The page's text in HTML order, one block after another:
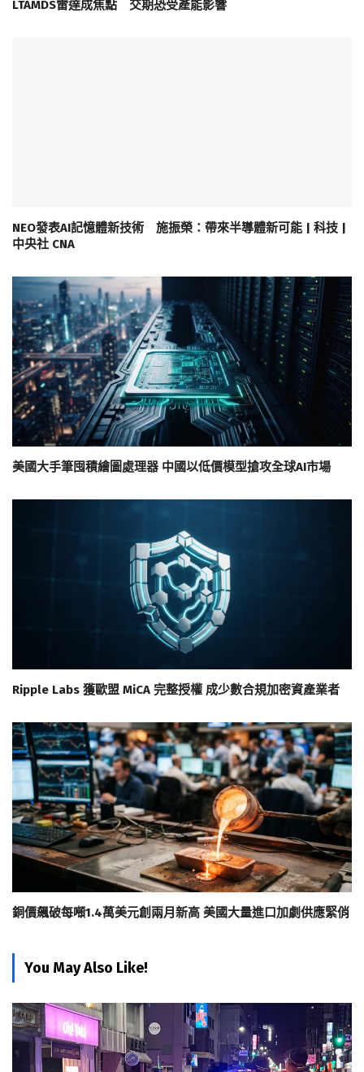
LTAMDS雷達成焦點 交期恐受產能影響
NEO發表AI記憶體新技術 施振榮：帶來半導體新可能 | 科技 |
中央社 CNA
美國大手筆囤積繪圖處理器 中國以低價模型搶攻全球AI市場
Ripple Labs 獲歐盟 MiCA 完整授權 成少數合規加密資產業者
銅價飆破每噸1.4萬美元創兩月新高 美國大量進口加劇供應緊俏
You May Also Like!